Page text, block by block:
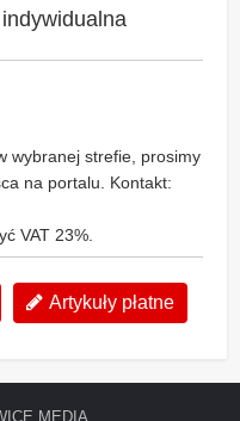
wybranej strefie, prosimy
na portalu. Kontakt:
VAT 23%.
Artykuły płatne
MEDIA